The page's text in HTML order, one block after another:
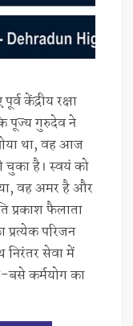
केंद्रीय रक्षा
पूज्य गुरुदेव ने
था, वह आज
चुका है। स्वयं को
वह अमर है और
प्रकाश फैलाता
प्रत्येक परिजन
निरंतर सेवा में
बसे कर्मयोग का